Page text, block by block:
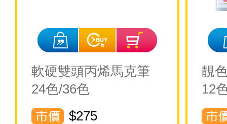
軟硬雙頭丙烯馬克筆
24色/36色
$275
靚
12